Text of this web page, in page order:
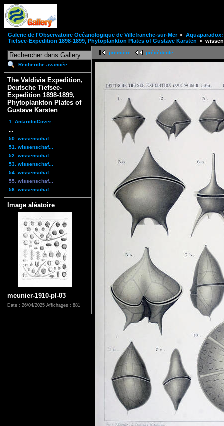
Galerie de l'Observatoire Océanologique de Villefranche-sur-Mer
Tiefsee-Expedition 1898-1899, Phytoplankton Plates of Gustave Karsten
Recherche avancée
The Valdivia Expedition,
Deutsche Tiefsee-
Expedition 1898-1899,
Phytoplankton Plates of
Gustave Karsten
1. AntarcticCover
50. wissenschaf...
51. wissenschaf...
52. wissenschaf...
53. wissenschaf...
54. wissenschaf...
55. wissenschaf...
56. wissenschaf...
Image aléatoire
meunier-1910-pl-03
Date : 26/04/2025 Affichages : 881
première précédente